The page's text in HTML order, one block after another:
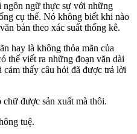
ngôn ngữ thực sự với những
cụ thể. Nó không biết khi nào
bản theo xác suất thống kê.
hay là không thỏa mãn của
thể viết ra những đoạn văn dài
thấy câu hỏi đã được trả lời
được sản xuất mà thôi.
tuệ.